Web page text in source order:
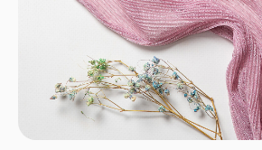
НЕ НАШЛИ НУЖНУЮ
ТКАНЬ? ОСТАЛИСЬ
ВОПРОСЫ?
Заполните форму, и наши менеджеры
помогут вам с выбором и ответят на все